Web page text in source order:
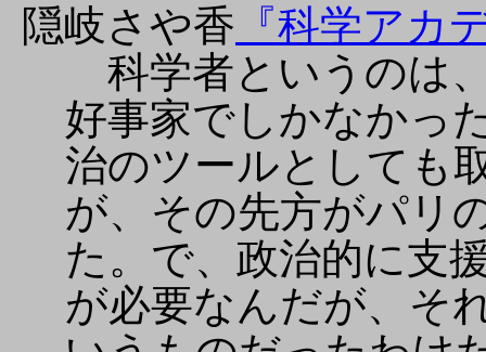
隠岐さや香 『科学アカ
科学者というのは
好事家でしかなかっ
治のツールとしても
が、その先方がパリ
た。で、政治的に支
が必要なんだが、そ